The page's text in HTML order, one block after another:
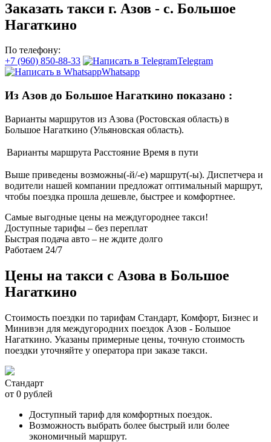
Заказать такси г. Азов - с. Большое
Нагаткино
По телефону:
+7 (960) 850-88-33
Telegram
Whatsapp
Из Азов до Большое Нагаткино показано :
Варианты маршрутов из Азова (Ростовская область) в
Большое Нагаткино (Ульяновская область).
Варианты маршрута Расстояние Время в пути
Выше приведены возможны(-й/-е) маршрут(-ы). Диспетчера и
водители нашей компании предложат оптимальный маршрут,
чтобы поездка прошла дешевле, быстрее и комфортнее.
Самые выгодные цены на междугороднее такси!
Доступные тарифы – без переплат
Быстрая подача авто – не ждите долго
Работаем 24/7
Цены на такси с Азова в Большое
Нагаткино
Стоимость поездки по тарифам Стандарт, Комфорт, Бизнес и
Минивэн для междугородних поездок Азов - Большое
Нагаткино. Указаны примерные цены, точную стоимость
поездки уточняйте у оператора при заказе такси.
Стандарт
от 0 рублей
Доступный тариф для комфортных поездок.
Возможность выбрать более быстрый или более
экономичный маршрут.